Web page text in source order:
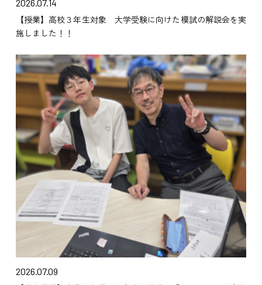
2026.07.14
【授業】高校３年生対象 大学受験に向けた模試の解説会を実
施しました！！
2026.07.09